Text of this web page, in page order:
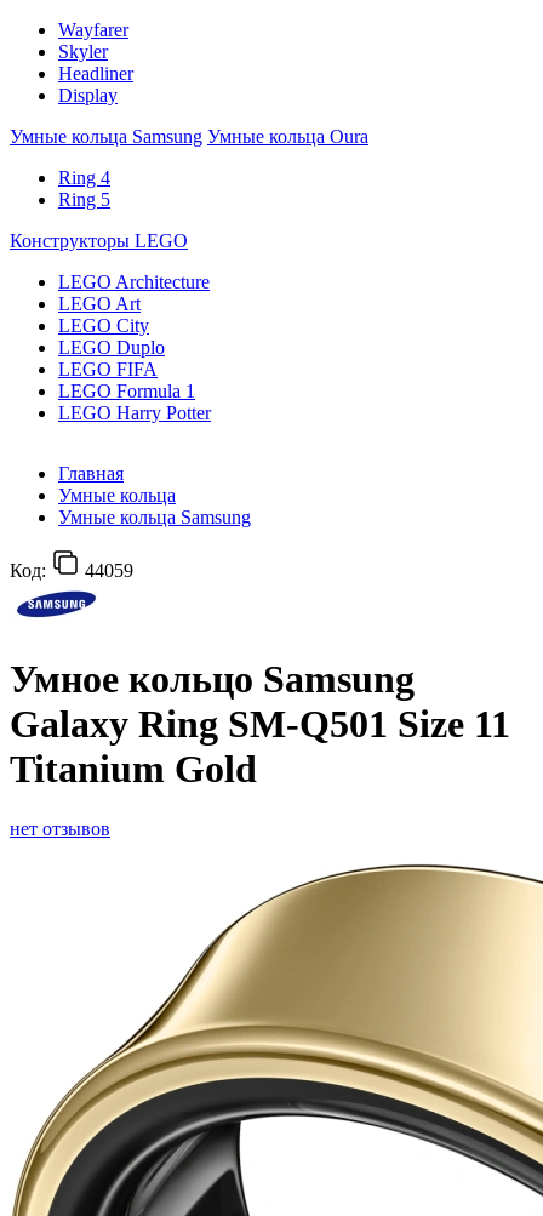
Wayfarer
Skyler
Headliner
Display
Умные кольца Samsung Умные кольца Oura
Ring 4
Ring 5
Конструкторы LEGO
LEGO Architecture
LEGO Art
LEGO City
LEGO Duplo
LEGO FIFA
LEGO Formula 1
LEGO Harry Potter
Главная
Умные кольца
Умные кольца Samsung
Код: 44059
Умное кольцо Samsung
Galaxy Ring SM-Q501 Size 11
Titanium Gold
нет отзывов